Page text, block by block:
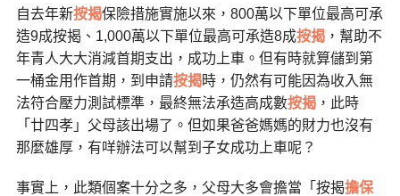
自去年新按揭保險措施實施以來，800萬以下單位最高可承
造9成按揭、1,000萬以下單位最高可承造8成按揭，幫助不
年青人大大消減首期支出，成功上車。但有時就算儲到第
一桶金用作首期，到申請按揭時，仍然有可能因為收入無
法符合壓力測試標準，最終無法承造高成數按揭，此時
「廿四孝」父母該出場了。但如果爸爸媽媽的財力也沒有
那麼雄厚，有咩辦法可以幫到子女成功上車呢？
事實上，此類個案十分之多，父母大多會擔當「按揭擔保